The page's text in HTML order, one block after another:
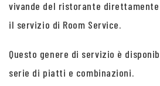
vivande del ristorante
il servizio di Room Service.
Questo genere di servizio è
serie di piatti e combinazioni.